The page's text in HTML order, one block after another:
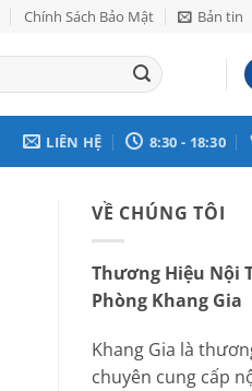
Chính Sách Bảo Mật Bản tin
LIÊN HỆ 8:30 - 18:30
VỀ CHÚNG TÔI
Thương Hiệu Nội
Phòng Khang Gia
Khang Gia là
chuyên cung cấp